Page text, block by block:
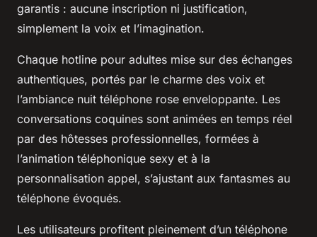
garantis : aucune inscription ni justification,
simplement la voix et l’imagination.
Chaque hotline pour adultes mise sur des échanges
authentiques, portés par le charme des voix et
l’ambiance nuit téléphone rose enveloppante. Les
conversations coquines sont animées en temps réel
par des hôtesses professionnelles, formées à
l’animation téléphonique sexy et à la
personnalisation appel, s’ajustant aux fantasmes au
téléphone évoqués.
Les utilisateurs profitent pleinement d’un téléphone